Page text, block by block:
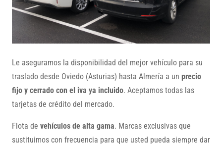
Le aseguramos la disponibilidad del mejor vehículo para su
traslado desde Oviedo (Asturias) hasta Almería a un precio
fijo y cerrado con el iva ya incluido. Aceptamos todas las
tarjetas de crédito del mercado.
Flota de vehículos de alta gama. Marcas exclusivas que
sustituimos con frecuencia para que usted pueda siempre dar